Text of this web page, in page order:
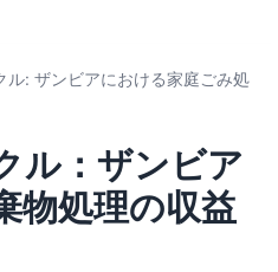
ル: ザンビアにおける家庭ごみ処
ル：ザンビア
物処理の収益